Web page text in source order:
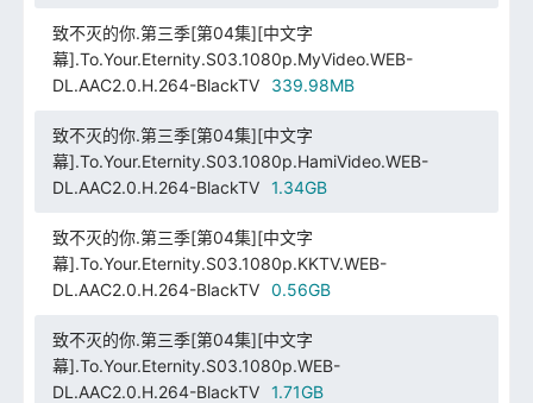
致不灭的你.第三季[第04集][中文字
幕].To.Your.Eternity.S03.1080p.MyVideo.WEB-
DL.AAC2.0.H.264-BlackTV
339.98MB
致不灭的你.第三季[第04集][中文字
幕].To.Your.Eternity.S03.1080p.HamiVideo.WEB-
DL.AAC2.0.H.264-BlackTV
1.34GB
致不灭的你.第三季[第04集][中文字
幕].To.Your.Eternity.S03.1080p.KKTV.WEB-
DL.AAC2.0.H.264-BlackTV
0.56GB
致不灭的你.第三季[第04集][中文字
幕].To.Your.Eternity.S03.1080p.WEB-
DL.AAC2.0.H.264-BlackTV
1.71GB